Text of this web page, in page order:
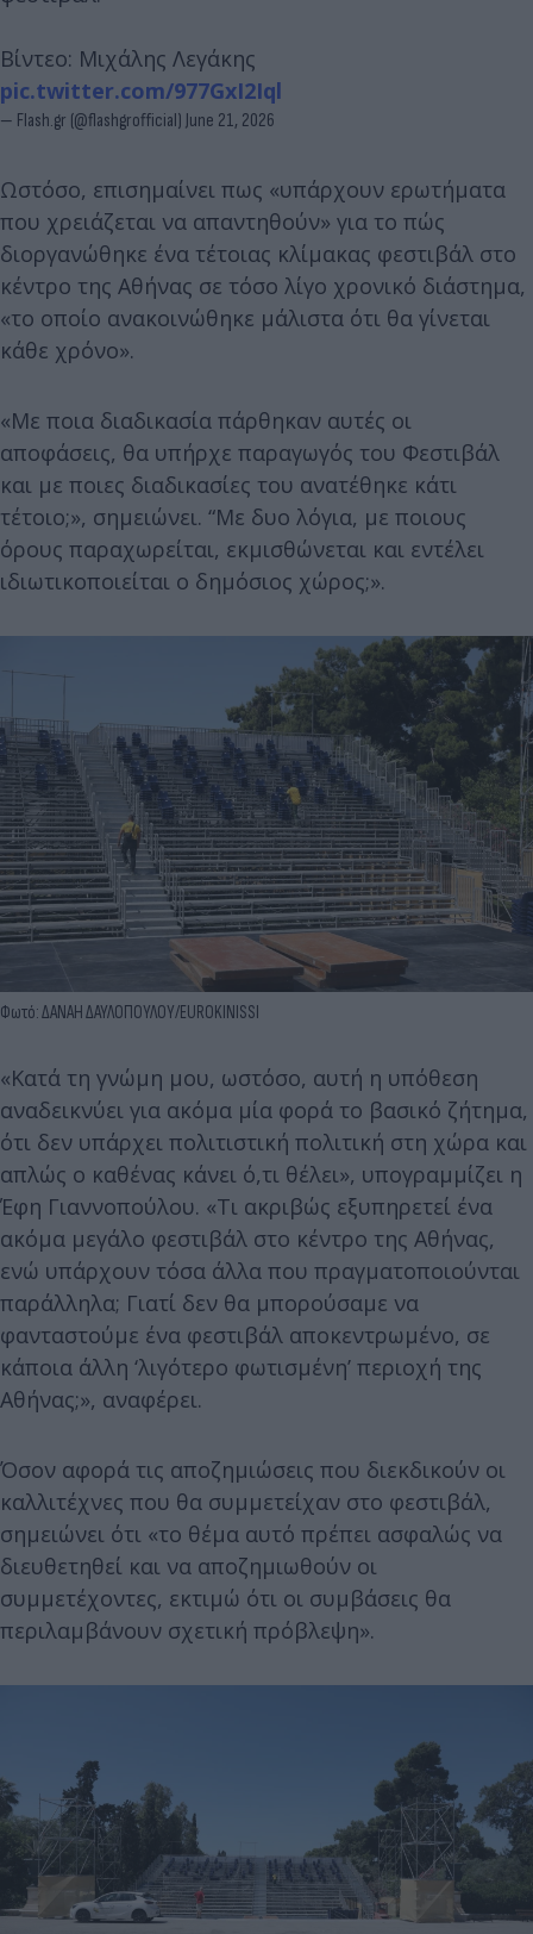
Βίντεο: Μιχάλης Λεγάκης
pic.twitter.com/977GxI2Iql
— Flash.gr (@flashgrofficial) June 21, 2026
Ωστόσο, επισημαίνει πως «υπάρχουν ερωτήματα
που χρειάζεται να απαντηθούν» για το πώς
διοργανώθηκε ένα τέτοιας κλίμακας φεστιβάλ στο
κέντρο της Αθήνας σε τόσο λίγο χρονικό διάστημα,
«το οποίο ανακοινώθηκε μάλιστα ότι θα γίνεται
κάθε χρόνο».
«Με ποια διαδικασία πάρθηκαν αυτές οι
αποφάσεις, θα υπήρχε παραγωγός του Φεστιβάλ
και με ποιες διαδικασίες του ανατέθηκε κάτι
τέτοιο;», σημειώνει. “Με δυο λόγια, με ποιους
όρους παραχωρείται, εκμισθώνεται και εντέλει
ιδιωτικοποιείται ο δημόσιος χώρος;».
Φωτό: ΔΑΝΑΗ ΔΑΥΛΟΠΟΥΛΟΥ/EUROKINISSI
«Κατά τη γνώμη μου, ωστόσο, αυτή η υπόθεση
αναδεικνύει για ακόμα μία φορά το βασικό ζήτημα,
ότι δεν υπάρχει πολιτιστική πολιτική στη χώρα και
απλώς ο καθένας κάνει ό,τι θέλει», υπογραμμίζει η
Έφη Γιαννοπούλου. «Τι ακριβώς εξυπηρετεί ένα
ακόμα μεγάλο φεστιβάλ στο κέντρο της Αθήνας,
ενώ υπάρχουν τόσα άλλα που πραγματοποιούνται
παράλληλα; Γιατί δεν θα μπορούσαμε να
φανταστούμε ένα φεστιβάλ αποκεντρωμένο, σε
κάποια άλλη ‘λιγότερο φωτισμένη’ περιοχή της
Αθήνας;», αναφέρει.
Όσον αφορά τις αποζημιώσεις που διεκδικούν οι
καλλιτέχνες που θα συμμετείχαν στο φεστιβάλ,
σημειώνει ότι «το θέμα αυτό πρέπει ασφαλώς να
διευθετηθεί και να αποζημιωθούν οι
συμμετέχοντες, εκτιμώ ότι οι συμβάσεις θα
περιλαμβάνουν σχετική πρόβλεψη».